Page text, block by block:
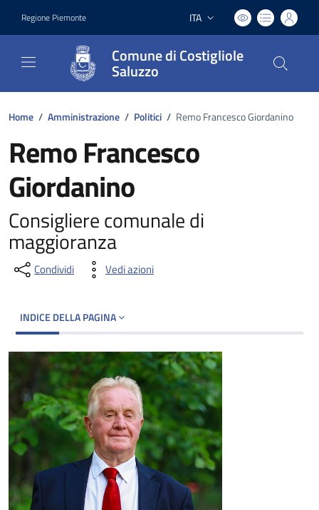
Regione Piemonte Lingua attiva:
ITA
Comune di Costigliole
Saluzzo
Home / Amministrazione / Politici / Remo Francesco Giordanino
Remo Francesco
Giordanino
Consigliere comunale di
maggioranza
Condividi Vedi azioni
INDICE DELLA PAGINA